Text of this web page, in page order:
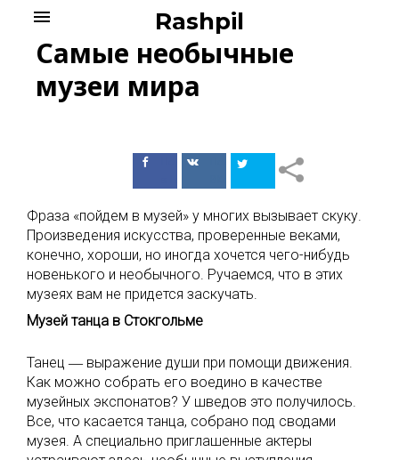
content
Rashpil
menu
Самые необычные
музеи мира
ПоделитьсяПоделиться
Фраза «пойдем в музей» у многих вызывает скуку.
Произведения искусства, проверенные веками,
конечно, хороши, но иногда хочется чего-нибудь
новенького и необычного. Ручаемся, что в этих
музеях вам не придется заскучать.
Музей танца в Стокгольме
Танец ― выражение души при помощи движения.
Как можно собрать его воедино в качестве
музейных экспонатов? У шведов это получилось.
Все, что касается танца, собрано под сводами
музея. А специально приглашенные актеры